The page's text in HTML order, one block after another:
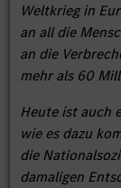
Weltkrieg in
an all die
an die
mehr als 60
Heute ist auch
wie es dazu
die
damaligen